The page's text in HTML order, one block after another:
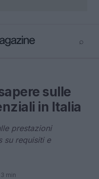
⌕
sulle
in Italia
prestazioni
su requisiti e
3 min